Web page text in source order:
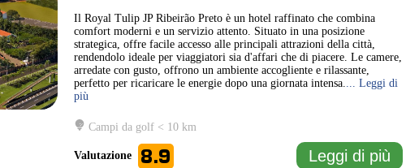
Il Royal Tulip JP Ribeirão Preto è un hotel raffinato che combina
comfort moderni e un servizio attento. Situato in una posizione
strategica, offre facile accesso alle principali attrazioni della città,
rendendolo ideale per viaggiatori sia d'affari che di piacere. Le camere,
arredate con gusto, offrono un ambiente accogliente e rilassante,
perfetto per ricaricare le energie dopo una giornata intensa.... Leggi di
più
Campi da golf < 10 km
Valutazione 8.9 Leggi di più